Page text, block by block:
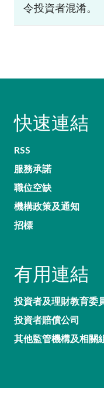
令投資者混淆。
快速連結
RSS
服務承諾
職位空缺
機構政策及通知
招標
有用連結
投資者及理財教育委
投資者賠償公司
其他監管機構及相關